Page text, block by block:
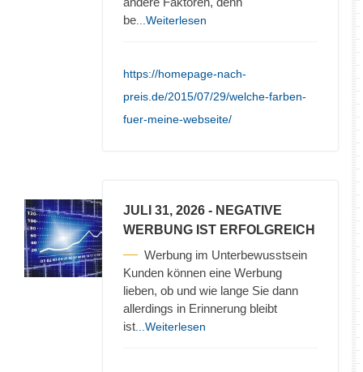
be ...Weiterlesen
https://homepage-nach-
preis.de/2015/07/29/welche-farben-
fuer-meine-webseite/
JULI 31, 2026 - NEGATIVE
WERBUNG IST ERFOLGREICH
Werbung im Unterbewusstsein
Kunden können eine Werbung
lieben, ob und wie lange Sie dann
allerdings in Erinnerung bleibt
ist ...Weiterlesen